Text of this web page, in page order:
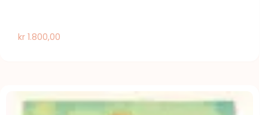
kr 1.800,00